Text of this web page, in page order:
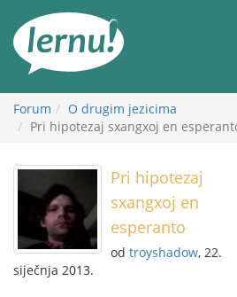
Forum
O drugim jezicima
Pri hipotezaj sxangxoj en
Pri hipotezaj
sxangxoj en
esperanto
od troyshadow, 22.
siječnja 2013.